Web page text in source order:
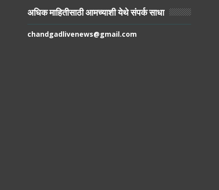
अधिक माहितीसाठी आमच्याशी येथे संपर्क साधा
chandgadlivenews@gmail.com